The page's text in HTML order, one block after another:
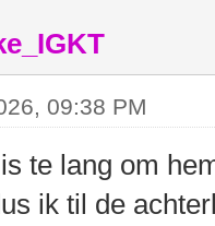
09:38 PM
te lang om
ik til de